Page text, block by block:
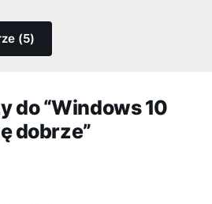
(5)
do “Windows 10
dobrze”